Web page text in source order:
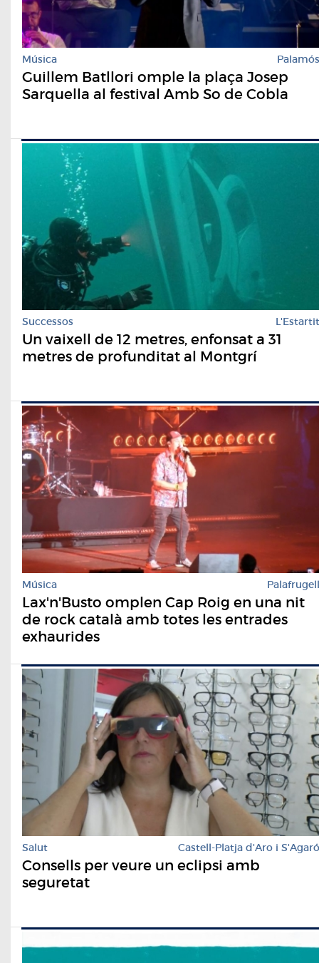
Música Palamós
Guillem Batllori omple la plaça Josep
Sarquella al festival Amb So de Cobla
Successos L'Estartit
Un vaixell de 12 metres, enfonsat a 31
metres de profunditat al Montgrí
Música Palafrugell
Lax'n'Busto omplen Cap Roig en una nit
de rock català amb totes les entrades
exhaurides
Salut Castell-Platja d'Aro i S'Agaró
Consells per veure un eclipsi amb
seguretat